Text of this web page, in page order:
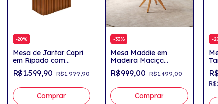
-20%
Mesa de Jantar Capri
em Ripado com
Tampo em Vidro 6
Lugares Freijó/Off
R$1.599,90 R$1.999,90
-33%
Mesa Maddie em
Madeira Maciça
Tampo Redondo
R$999,00 R$1.499,00
-